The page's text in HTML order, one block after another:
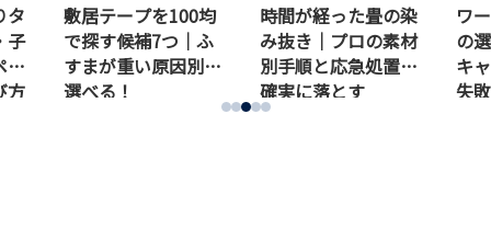
に
時間が経った畳の染
み抜き｜プロの素材
別手順と応急処置で
確実に落とす
ワークマン畳マット
の選び方｜車中泊・
キャンプ・室内別に
失敗しない素材と厚
みを解説
畳
｜
業
ェ